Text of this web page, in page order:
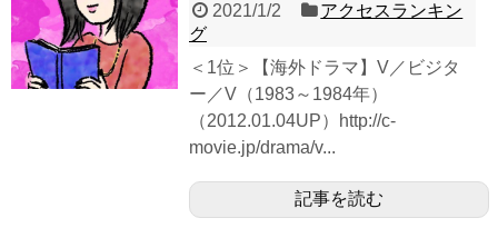
2021/1/2
アクセスランキン
グ
＜1位＞【海外ドラマ】V／ビジタ
ー／V（1983～1984年）
（2012.01.04UP）http://c-
movie.jp/drama/v...
記事を読む